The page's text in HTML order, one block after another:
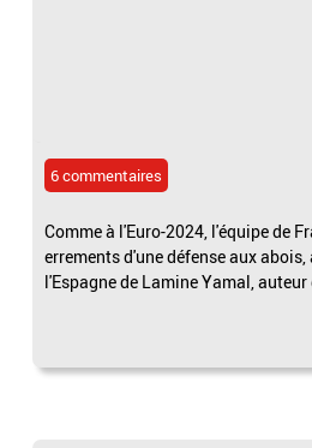
6 commentaires
Comme à l'Euro-2024, l'équipe de
errements d'une défense aux
l'Espagne de Lamine Yamal, auteur